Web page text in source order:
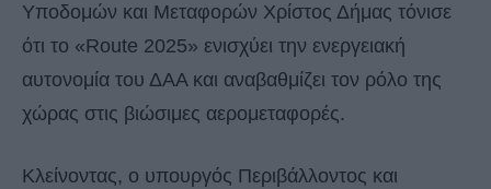
Υποδομών και Μεταφορών Χρίστος Δήμας τόνισε
ότι το «Route 2025» ενισχύει την ενεργειακή
αυτονομία του ΔΑΑ και αναβαθμίζει τον ρόλο της
χώρας στις βιώσιμες αερομεταφορές.
Κλείνοντας, ο υπουργός Περιβάλλοντος και